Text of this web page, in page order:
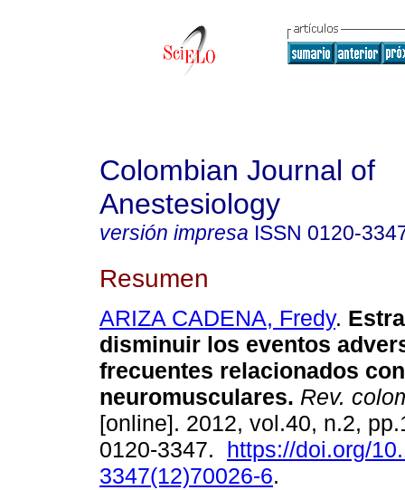
Colombian Journal of
Anestesiology
versión impresa ISSN 0120-
Resumen
ARIZA CADENA, Fredy.
disminuir los eventos
frecuentes relacionados
neuromusculares. Rev.
[online]. 2012, vol.40, n.2,
0120-3347. https://doi.org/
3347(12)70026-6.